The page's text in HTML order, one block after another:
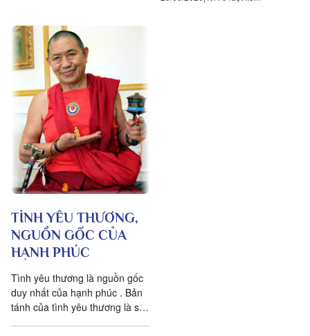
TÌNH YÊU THƯƠNG,
NGUỒN GỐC CỦA
HẠNH PHÚC
Tình yêu thương là nguồn gốc
duy nhất của hạnh phúc . Bản
tánh của tình yêu thương là sự